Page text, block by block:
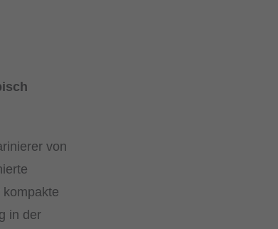
von
in der